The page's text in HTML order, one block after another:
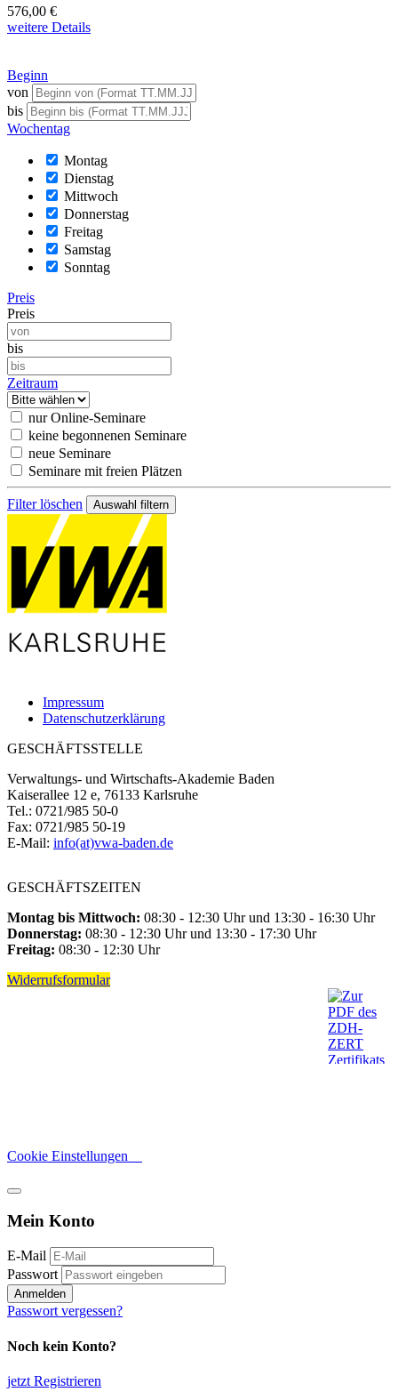
576,00 €
weitere Details
Beginn
von
bis
Wochentag
Montag
Dienstag
Mittwoch
Donnerstag
Freitag
Samstag
Sonntag
Preis
Preis
bis
Zeitraum
nur Online-Seminare
keine begonnenen Seminare
neue Seminare
Seminare mit freien Plätzen
Filter löschen
Impressum
Datenschutzerklärung
GESCHÄFTSSTELLE
Verwaltungs- und Wirtschafts-Akademie Baden
Kaiserallee 12 e, 76133 Karlsruhe
Tel.: 0721/985 50-0
Fax: 0721/985 50-19
E-Mail: info(at)vwa-baden.de
GESCHÄFTSZEITEN
Montag bis Mittwoch: 08:30 - 12:30 Uhr und 13:30 - 16:30 Uhr
Donnerstag: 08:30 - 12:30 Uhr und 13:30 - 17:30 Uhr
Freitag: 08:30 - 12:30 Uhr
Widerrufsformular
Cookie Einstellungen
Mein Konto
E-Mail
Passwort
Anmelden
Passwort vergessen?
Noch kein Konto?
jetzt Registrieren